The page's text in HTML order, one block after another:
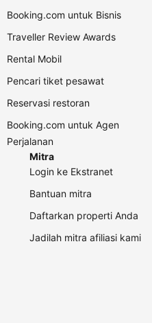
Booking.com untuk Bisnis
Traveller Review Awards
Rental Mobil
Pencari tiket pesawat
Reservasi restoran
Booking.com untuk Agen
Perjalanan
Mitra
Login ke Ekstranet
Bantuan mitra
Daftarkan properti Anda
Jadilah mitra afiliasi kami